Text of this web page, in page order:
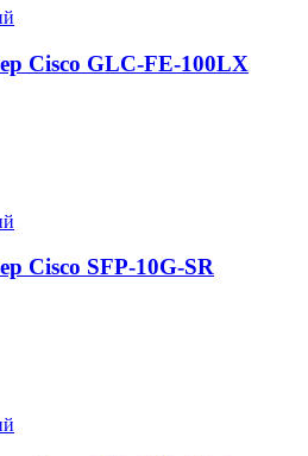
Cisco GLC-FE-100LX
Cisco SFP-10G-SR